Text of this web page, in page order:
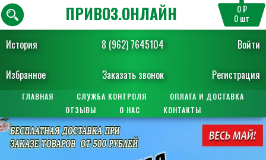
История 8 (962) 7645104 Войти
Избранное Заказать звонок Регистрация
ПРИВОЗ.ОНЛАЙН 0 ₽
0шт
ГЛАВНАЯ СЛУЖБА КОНТРОЛЯ
ОПЛАТА И ДОСТАВКА
ОТЗЫВЫ
О НАС КОНТАКТЫ